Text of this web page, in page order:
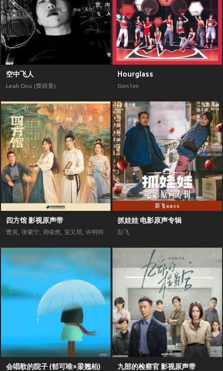
空中飞人
Leah Dou (窦靖童)
Hourglass
Gen1es
四方馆 影视原声带
曹寅, 张紫宁, 周依然, 安又琪, 许明明
抓娃娃 电影原声专辑
彭飞
会唱歌的院子 (郁可唯×梁翘柏) 九部的检察官 影视原声带